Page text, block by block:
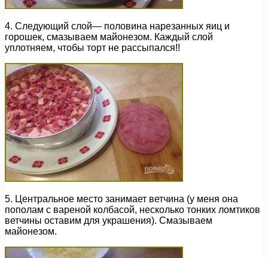
4. Следующий слой— половина нарезанных яиц и
горошек, смазываем майонезом. Каждый слой
уплотняем, чтобы торт не рассыпался!!
5. Центральное место занимает ветчина (у меня она
пополам с вареной колбасой, несколько тонких ломтиков
ветчины оставим для украшения). Смазываем
майонезом.